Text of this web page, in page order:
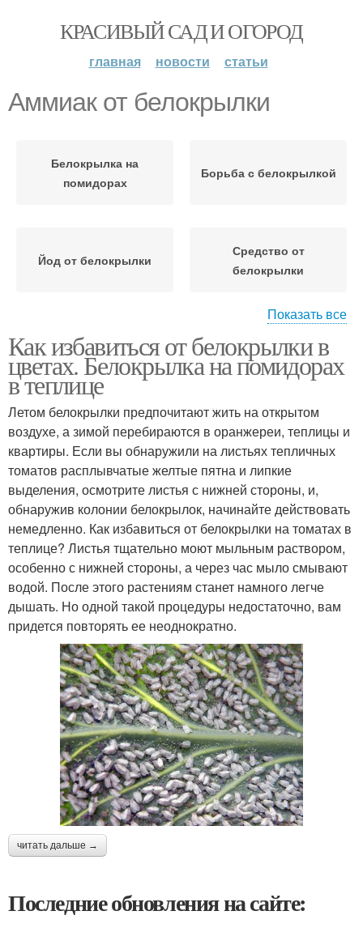
КРАСИВЫЙ САД И ОГОРОД
главная новости статьи
Аммиак от белокрылки
Белокрылка на
помидорах
Борьба с белокрылкой
Йод от белокрылки
Средство от
белокрылки
Средства от
белокрылки
Показать все
Как избавиться от белокрылки в
цветах. Белокрылка на помидорах
в теплице
Летом белокрылки предпочитают жить на открытом
воздухе, а зимой перебираются в оранжереи, теплицы и
квартиры. Если вы обнаружили на листьях тепличных
томатов расплывчатые желтые пятна и липкие
выделения, осмотрите листья с нижней стороны, и,
обнаружив колонии белокрылок, начинайте действовать
немедленно. Как избавиться от белокрылки на томатах в
теплице? Листья тщательно моют мыльным раствором,
особенно с нижней стороны, а через час мыло смывают
водой. После этого растениям станет намного легче
дышать. Но одной такой процедуры недостаточно, вам
придется повторять ее неоднократно.
читать дальше →
Последние обновления на сайте: